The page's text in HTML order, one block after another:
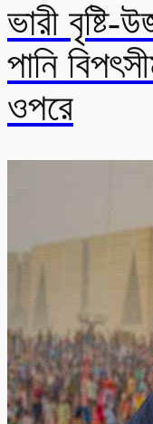
ভারী বৃষ্টি-
পানি
ওপরে